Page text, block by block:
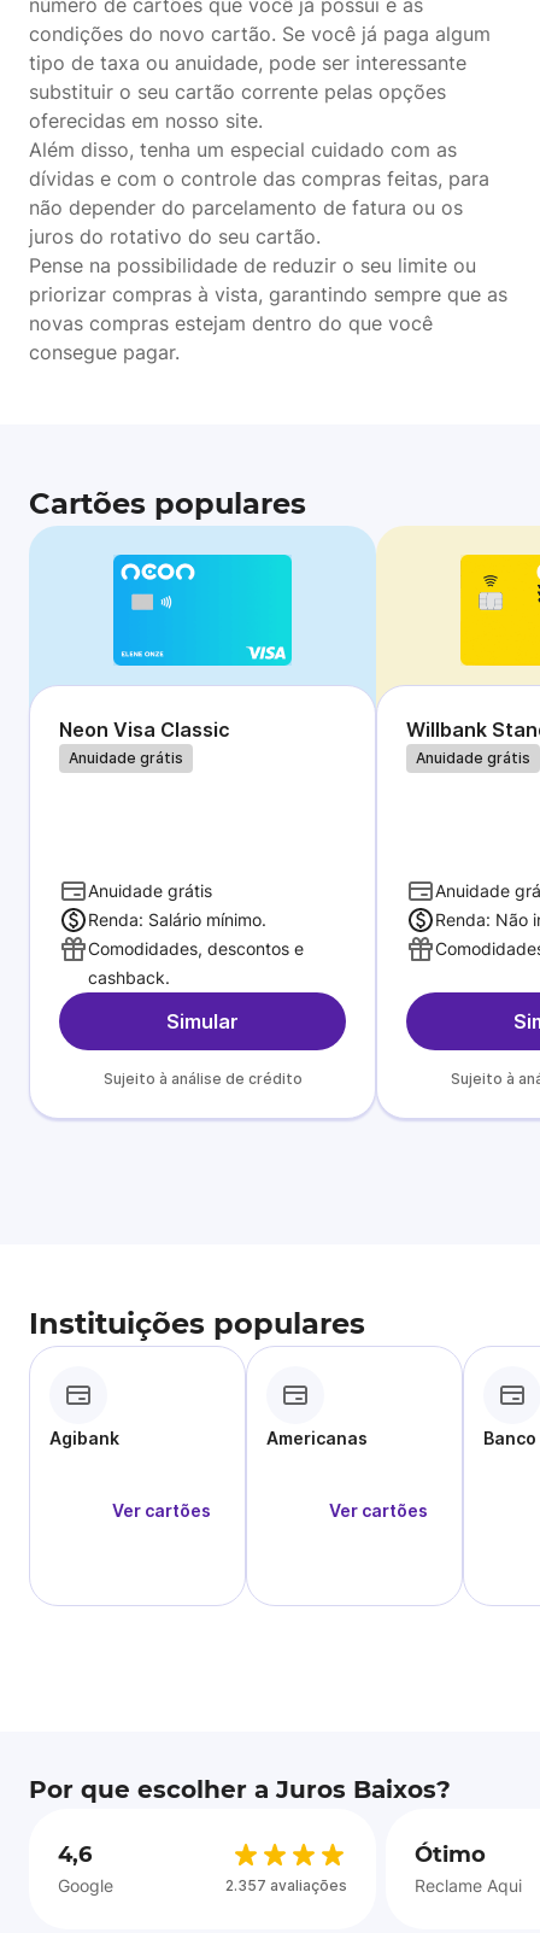
número de cartões que você já possui e as
condições do novo cartão. Se você já paga algum
tipo de taxa ou anuidade, pode ser interessante
substituir o seu cartão corrente pelas opções
oferecidas em nosso site.
Além disso, tenha um especial cuidado com as
dívidas e com o controle das compras feitas, para
não depender do parcelamento de fatura ou os
juros do rotativo do seu cartão.
Pense na possibilidade de reduzir o seu limite ou
priorizar compras à vista, garantindo sempre que as
novas compras estejam dentro do que você
consegue pagar.
Cartões populares
Neon Visa Classic
Anuidade grátis
Anuidade grátis
Renda: Salário mínimo.
Comodidades, descontos e
cashback.
Simular
Sujeito à análise de crédito
Willbank
Anuidade grátis
Anuidade
Renda: Não
Sujeito à
Instituições populares
Agibank
Ver cartões
Americanas
Ver cartões
Banco
Por que escolher a Juros Baixos?
4,6
Google 2.357 avaliações
Ótimo
Reclame Aqui